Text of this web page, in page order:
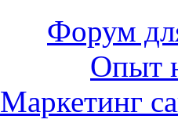
Форум
Опыт
Маркетинг